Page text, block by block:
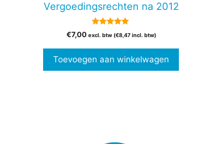
Vergoedingsrechten na 2012
van 5
€7,00 excl. btw (€8,47incl. btw)
Toevoegen aan winkelwagen